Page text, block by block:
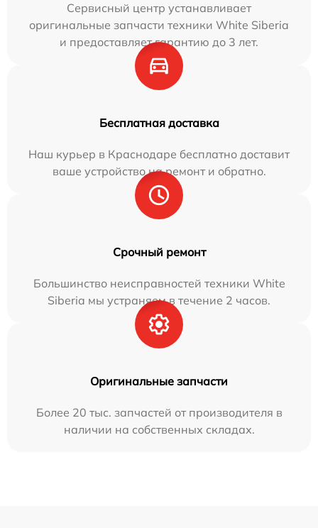
Сервисный центр устанавливает
оригинальные запчасти техники White Siberia
и предоставляет гарантию до 3 лет.
Бесплатная доставка
Наш курьер в Краснодаре бесплатно доставит
ваше устройство на ремонт и обратно.
Срочный ремонт
Большинство неисправностей техники White
Siberia мы устраняем в течение 2 часов.
Оригинальные запчасти
Более 20 тыс. запчастей от производителя в
наличии на собственных складах.